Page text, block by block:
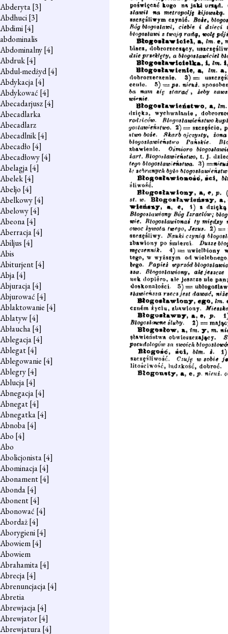
Abderyta[3]
Abdhuci[3]
Abdimi[4]
abdominalis
Abdominalny[4]
Abdruk[4]
Abdul-medżyd[4]
Abdykacja[4]
Abdykować [4]
Abecadarjusz[4]
Abecadlarka
Abecadlarz
Abecadlnik[4]
Abecadło [4]
Abecadłowy[4]
Abelagja[4]
Abelek[4]
Abeljo [4]
Abelkowy[4]
Abelowy[4]
Abeona[4]
Aberracja[4]
Abiljus [4]
Abis
Abiturjent[4]
Abja[4]
Abjuracja[4]
Abjurować [4]
Ablaktowanie [4]
Ablatyw[4]
Abłaucha[4]
Ablegacja[4]
Ablegat[4]
Ablegowanie [4]
Ablegry[4]
Ablucja[4]
Abnegacja[4]
Abnegat[4]
Abnegatka[4]
Abnoba[4]
Abo [4]
Abo
Abolicjonista[4]
Abominacja[4]
Abonament[4]
Abonda[4]
Abonent[4]
Abonować [4]
Abordaż[4]
Aborygieni[4]
Abowiem[4]
Abowiem
Abrahamita[4]
Abrecja[4]
Abrenuncjacja[4]
Abretia
Abrewjacja[4]
Abrewjator[4]
Abrewjatura[4]